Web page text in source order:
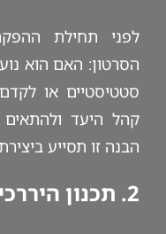
לפני תחילת
הסרטון: האם הוא
סטטיסטיים או
קהל היעד
הבנה זו תסייע
2. תכנון היררכיה חזותית